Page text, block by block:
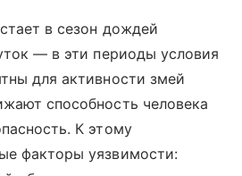
в сезон дождей
— в эти периоды условия
для активности змей
способность человека
К этому
факторы уязвимости: